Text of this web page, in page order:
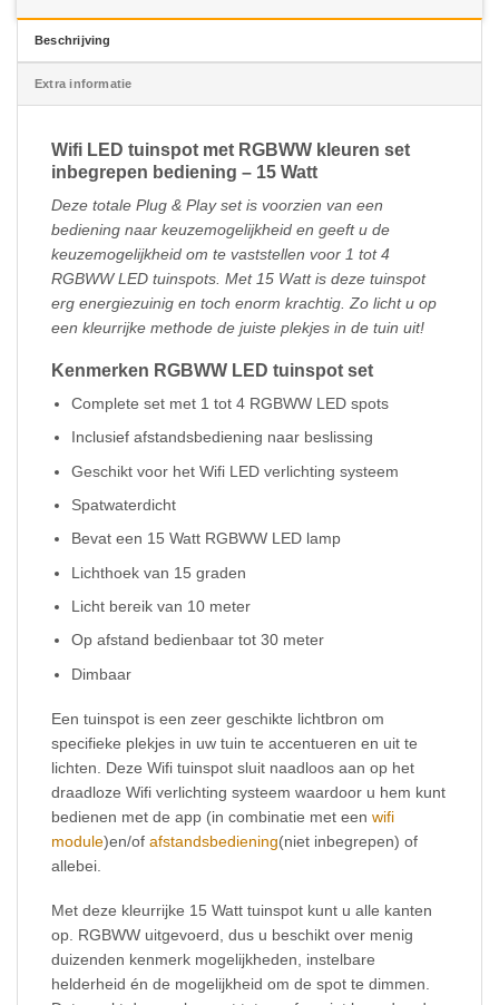
Beschrijving
Extra informatie
Wifi LED tuinspot met RGBWW kleuren set
inbegrepen bediening – 15 Watt
Deze totale Plug & Play set is voorzien van een
bediening naar keuzemogelijkheid en geeft u de
keuzemogelijkheid om te vaststellen voor 1 tot 4
RGBWW LED tuinspots. Met 15 Watt is deze tuinspot
erg energiezuinig en toch enorm krachtig. Zo licht u op
een kleurrijke methode de juiste plekjes in de tuin uit!
Kenmerken RGBWW LED tuinspot set
Complete set met 1 tot 4 RGBWW LED spots
Inclusief afstandsbediening naar beslissing
Geschikt voor het Wifi LED verlichting systeem
Spatwaterdicht
Bevat een 15 Watt RGBWW LED lamp
Lichthoek van 15 graden
Licht bereik van 10 meter
Op afstand bedienbaar tot 30 meter
Dimbaar
Een tuinspot is een zeer geschikte lichtbron om
specifieke plekjes in uw tuin te accentueren en uit te
lichten. Deze Wifi tuinspot sluit naadloos aan op het
draadloze Wifi verlichting systeem waardoor u hem kunt
bedienen met de app (in combinatie met een wifi
module)en/of afstandsbediening(niet inbegrepen) of
allebei.
Met deze kleurrijke 15 Watt tuinspot kunt u alle kanten
op. RGBWW uitgevoerd, dus u beschikt over menig
duizenden kenmerk mogelijkheden, instelbare
helderheid én de mogelijkheid om de spot te dimmen.